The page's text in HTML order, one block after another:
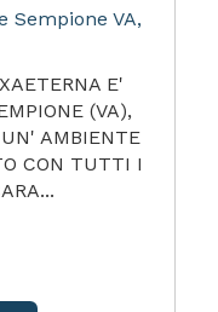
Sempione VA,
E'
(VA),
AMBIENTE
CON TUTTI I